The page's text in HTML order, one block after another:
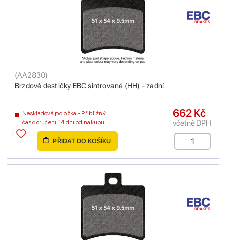
Brzdové destičky EBC sintrované (HH) - zadní
(AA2830)
Neskladová položka - Přibližný
čas doručení 14 dní od nákupu
662 Kč
včetně DPH
PŘIDAT DO KOŠÍKU